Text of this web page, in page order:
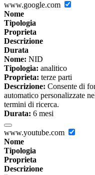
www.google.com
Nome
Tipologia
Proprieta
Descrizione
Durata
Nome: NID
Tipologia: analitico
Proprieta: terze parti
Descrizione: Consente di
automatico personalizzate
termini di ricerca.
Durata: 6 mesi
www.youtube.com
Nome
Tipologia
Proprieta
Descrizione